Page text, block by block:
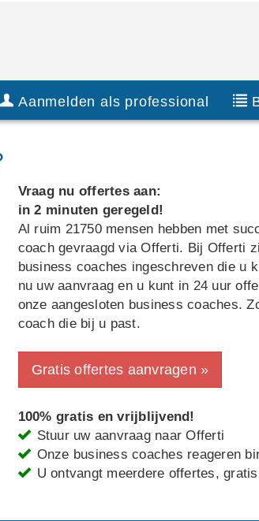
Aanmelden als professional
Vraag nu offertes aan:
in 2 minuten geregeld!
Al ruim 21750 mensen hebben met
coach gevraagd via Offerti. Bij Offerti
business coaches ingeschreven die u
nu uw aanvraag en u kunt in 24 uur
onze aangesloten business coaches.
coach die bij u past.
Gratis offertes aanvragen »
100% gratis en vrijblijvend!
Stuur uw aanvraag naar Offerti
Onze business coaches reageren
U ontvangt meerdere offertes,